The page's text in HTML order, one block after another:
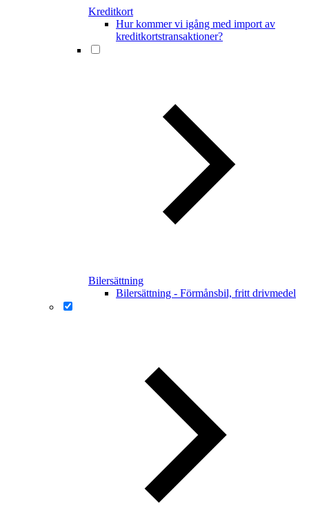
Kreditkort
Hur kommer vi igång med import av
kreditkortstransaktioner?
Bilersättning
Bilersättning - Förmånsbil, fritt drivmedel